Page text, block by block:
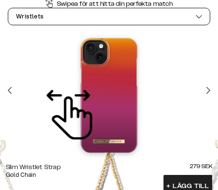
Swipea för att hitta din perfekta match
Wristlets
Slim Wristlet Strap
Gold Chain
279 SEK
+ LÄGG TILL